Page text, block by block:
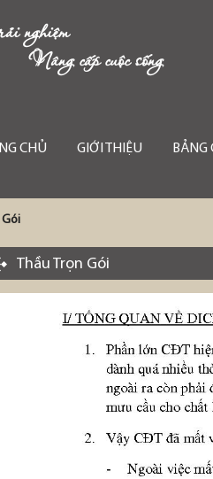
nghiệm
Nâng cấp cuộc sống
CHỦ GIỚI THIỆU BẢNG
Gói
Thầu Trọn Gói